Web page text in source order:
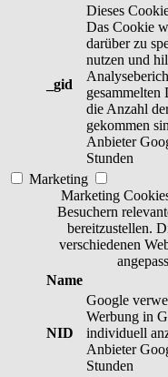
_gid
Dieses
Das Cookie
darüber zu
nutzen und
gesammelten
die Anzahl
gekommen
Anbieter
Stunden
Marketing
Marketing
Besuchern
bereitzustellen.
verschiedenen
Name
NID
Google
Werbung in
individuell
Anbieter
Stunden